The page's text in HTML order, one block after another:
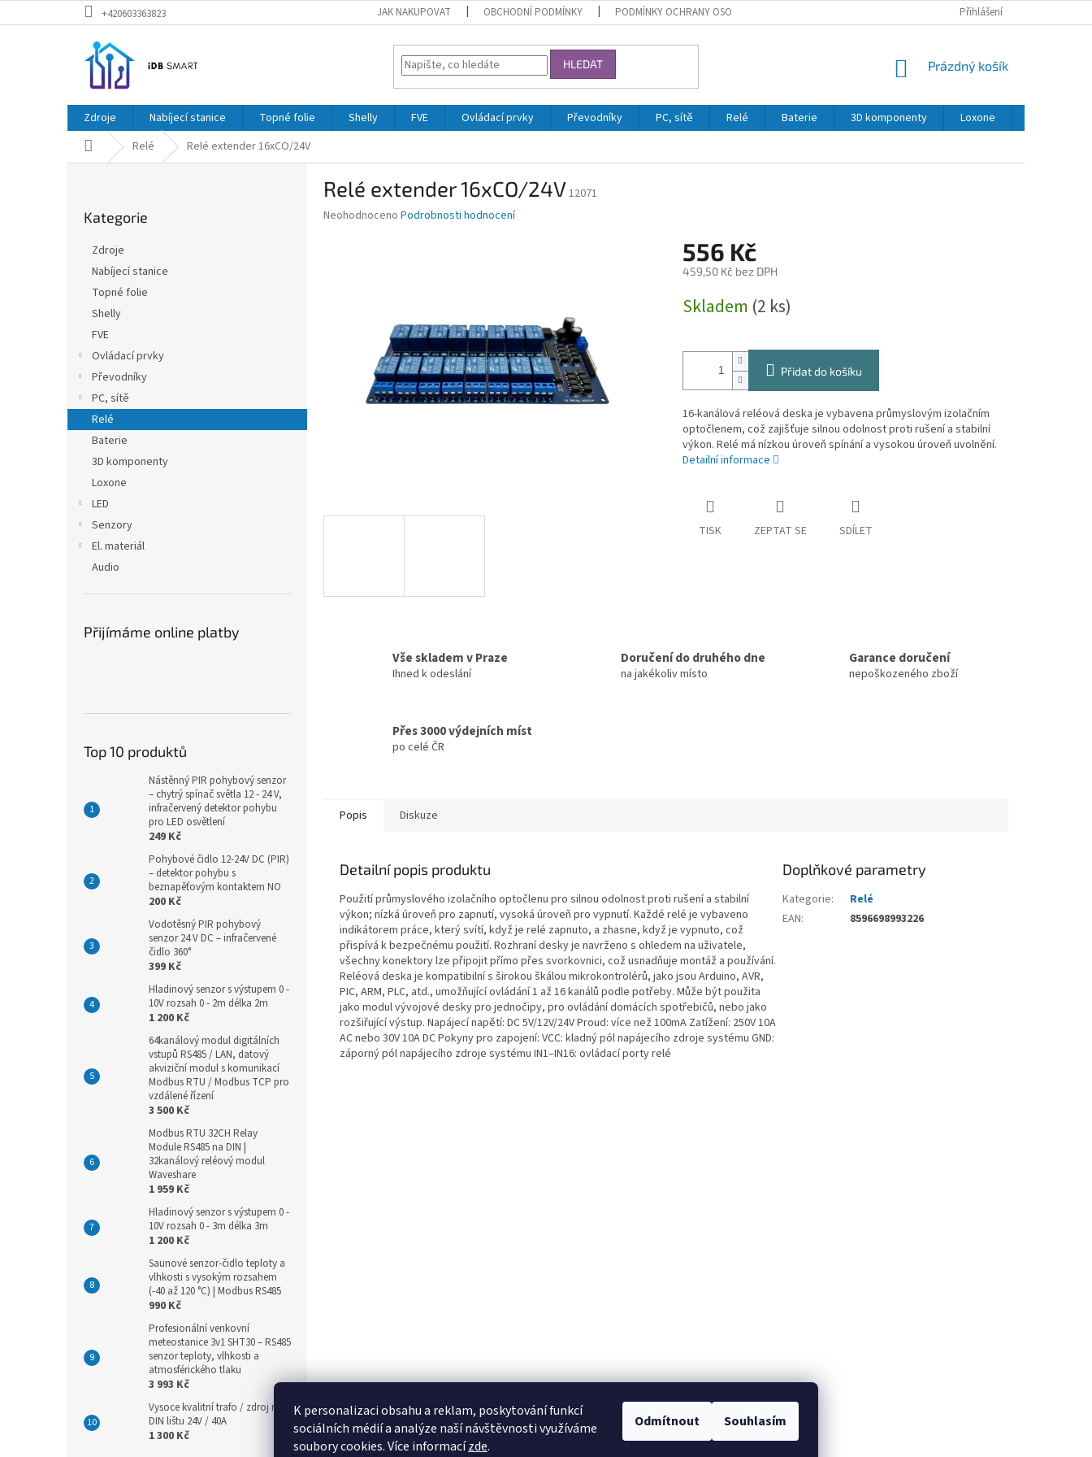
K personalizaci obsahu a reklam, poskytování funkcí
sociálních médií a analýze naší návštěvnosti využíváme
soubory cookies. Více informacízde.
Odmítnout Souhlasím
na
+420603363823 JAK NAKUPOVAT OBCHODNÍ PODMÍNKY PODMÍNKY OCHRANY OSOBNÍCH ÚDAJŮ Přihlášení
HLEDAT
NÁKUPNÍ
Prázdný košík
Zdroje Nabíjecí stanice Topné folie Shelly FVE Ovládací prvky Převodníky PC, sítě Relé Baterie 3D komponenty Loxone
Domů Relé Relé extender 16xCO/24V
l
kategorie
Kategorie
Zdroje
Nabíjecí stanice
Topné folie
Shelly
FVE
Ovládací prvky
Převodníky
PC, sítě
Relé
Baterie
3D komponenty
Loxone
LED
Senzory
El. materiál
Audio
Přijímáme online platby
Top 10 produktů
Nástěnný PIR pohybový senzor
– chytrý spínač světla 12 - 24 V,
infračervený detektor pohybu
pro LED osvětlení
249 Kč
Pohybové čidlo 12-24V DC (PIR)
– detektor pohybu s
beznapěťovým kontaktem NO
200 Kč
Vodotěsný PIR pohybový
senzor 24 V DC – infračervené
čidlo 360°
399 Kč
Hladinový senzor s výstupem 0 -
10V rozsah 0 - 2m délka 2m
1 200 Kč
64kanálový modul digitálních
vstupů RS485 / LAN, datový
akviziční modul s komunikací
Modbus RTU / Modbus TCP pro
vzdálené řízení
3 500 Kč
Modbus RTU 32CH Relay
Module RS485 na DIN |
32kanálový reléový modul
Waveshare
1 959 Kč
Hladinový senzor s výstupem 0 -
10V rozsah 0 - 3m délka 3m
1 200 Kč
Saunové senzor-čidlo teploty a
vlhkosti s vysokým rozsahem
(-40 až 120 °C) | Modbus RS485
990 Kč
Profesionální venkovní
meteostanice 3v1 SHT30 – RS485
senzor teploty, vlhkosti a
atmosférického tlaku
3 993 Kč
Vysoce kvalitní trafo / zdroj na
DIN lištu 24V / 40A
1 300 Kč
Relé extender 16xCO/24V12071
Průměrné
Neohodnoceno Podrobnosti hodnocení
556 Kč
459,50 Kč bez DPH
cena:
Skladem (2 ks)
Přidat do košíku
16-kanálová reléová deska je vybavena průmyslovým izolačním
optočlenem, což zajišťuje silnou odolnost proti rušení a stabilní
výkon. Relé má nízkou úroveň spínání a vysokou úroveň uvolnění.
Detailní informace
TISK ZEPTAT SE SDÍLET
Vše skladem v Praze
Ihned k odeslání
Doručení do druhého dne
na jakékoliv místo
Garance doručení
nepoškozeného zboží
Přes 3000 výdejních míst
po celé ČR
Popis Diskuze
Detailní popis produktu
Použití průmyslového izolačního optočlenu pro silnou odolnost proti rušení a stabilní
výkon; nízká úroveň pro zapnutí, vysoká úroveň pro vypnutí. Každé relé je vybaveno
indikátorem práce, který svítí, když je relé zapnuto, a zhasne, když je vypnuto, což
přispívá k bezpečnému použití. Rozhraní desky je navrženo s ohledem na uživatele,
všechny konektory lze připojit přímo přes svorkovnici, což usnadňuje montáž a používání.
Reléová deska je kompatibilní s širokou škálou mikrokontrolérů, jako jsou Arduino, AVR,
PIC, ARM, PLC, atd., umožňující ovládání 1 až 16 kanálů podle potřeby. Může být použita
jako modul vývojové desky pro jednočipy, pro ovládání domácích spotřebičů, nebo jako
rozšiřující výstup. Napájecí napětí: DC 5V/12V/24V Proud: více než 100mA Zatížení: 250V 10A
AC nebo 30V 10A DC Pokyny pro zapojení: VCC: kladný pól napájecího zdroje systému GND:
záporný pól napájecího zdroje systému IN1–IN16: ovládací porty relé
Doplňkové parametry
Kategorie:
Relé
EAN: 8596698993226